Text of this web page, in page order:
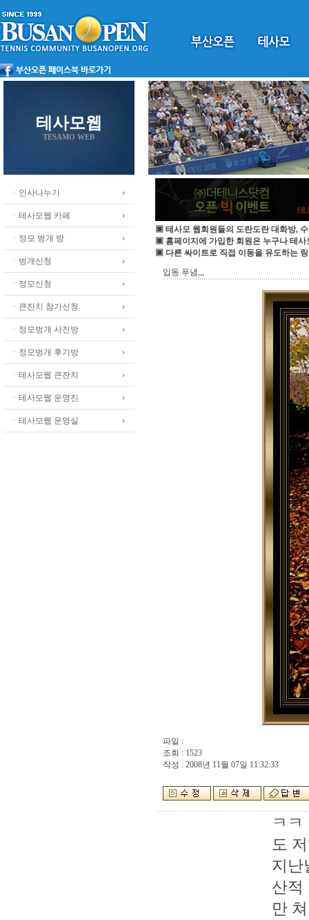
테사모웹
TESAMO WEB
ㆍ인사나누기
ㆍ테사모웹 카페
ㆍ정모 벙개 방
ㆍ벙개신청
ㆍ정모신청
ㆍ큰잔치 참가신청
ㆍ정모벙개 사진방
ㆍ정모벙개 후기방
ㆍ테사모웹 큰잔치
ㆍ테사모웹 운영진
ㆍ테사모웹 운영실
▣ 테사모 웹회원들의 도란도란 대화방,
▣ 홈페이지에 가입한 회원은 누구나 테사
▣ 다른 싸이트로 직접 이동을 유도하는
입동 푸념,,,
파일 :
조회 : 1523
작성 : 2008년 11월 07일 11:32:33
ㅋ
도
지난
산적
만